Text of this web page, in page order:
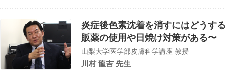
炎症後色素沈着を消すにはどうす
販薬の使用や日焼け対策がある〜
山梨大学医学部皮膚科学講座 教授
川村 龍吉 先生